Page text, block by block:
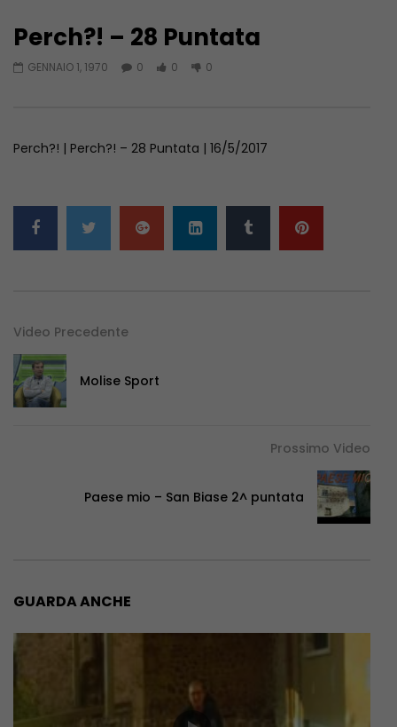
Perch?! – 28 Puntata
GENNAIO 1, 1970 0 0 0
Perch?! | Perch?! – 28 Puntata | 16/5/2017
Video Precedente
Molise Sport
Prossimo Video
Paese mio – San Biase 2^ puntata
GUARDA ANCHE